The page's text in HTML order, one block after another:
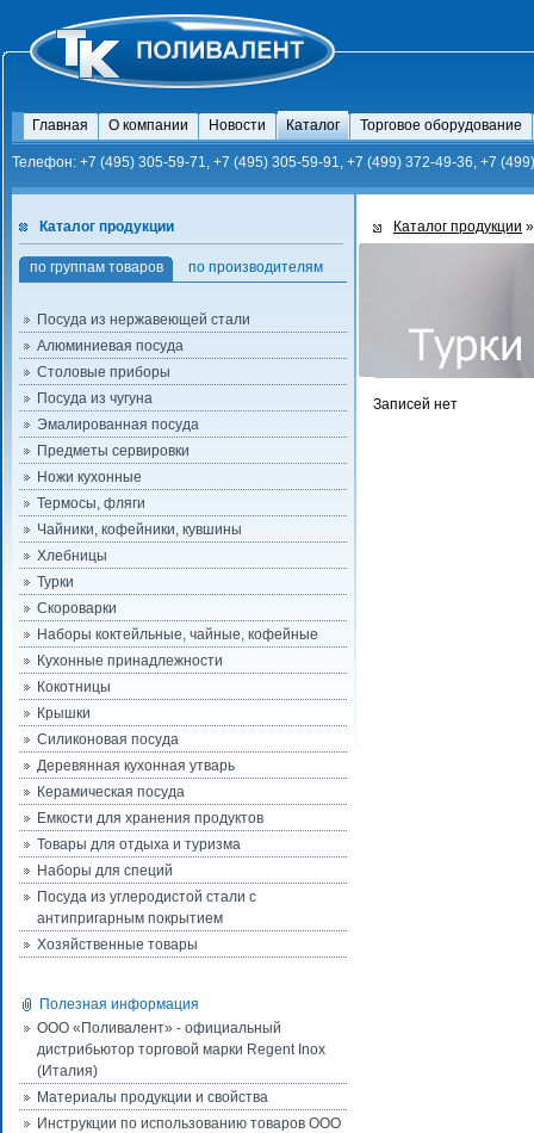
Главная О компании Новости Каталог Торговое оборудование
Телефон: +7 (495) 305-59-71, +7 (495) 305-59-91, +7 (499) 372-49-36, +7
Каталог продукции
по группам товаров по производителям
Посуда из нержавеющей стали
Алюминиевая посуда
Столовые приборы
Посуда из чугуна
Эмалированная посуда
Предметы сервировки
Ножи кухонные
Термосы, фляги
Чайники, кофейники, кувшины
Хлебницы
Турки
Скороварки
Наборы коктейльные, чайные, кофейные
Кухонные принадлежности
Кокотницы
Крышки
Силиконовая посуда
Деревянная кухонная утварь
Керамическая посуда
Емкости для хранения продуктов
Товары для отдыха и туризма
Наборы для специй
Посуда из углеродистой стали с
антипригарным покрытием
Хозяйственные товары
Полезная информация
ООО «Поливалент» - официальный
дистрибьютор торговой марки Regent Inox
(Италия)
Материалы продукции и свойства
Инструкции по использованию товаров ООО
Каталог продукции
Записей нет